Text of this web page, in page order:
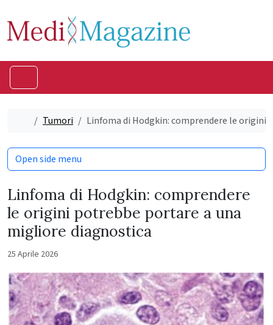
HomeTumori Linfoma di Hodgkin: comprendere le
Linfoma di Hodgkin: comprendere
le origini potrebbe portare a una
migliore diagnostica
25 Aprile 2026
Open side menu